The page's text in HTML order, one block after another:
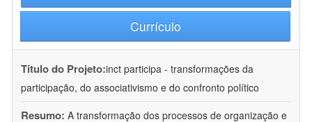
Currículo
Título do Projeto:inct participa - transformações da
participação, do associativismo e do confronto político
Resumo: A transformação dos processos de organização e